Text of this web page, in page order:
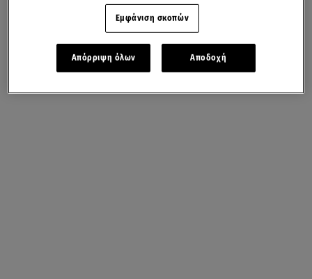
Εμφάνιση σκοπών
Απόρριψη όλων Αποδοχή